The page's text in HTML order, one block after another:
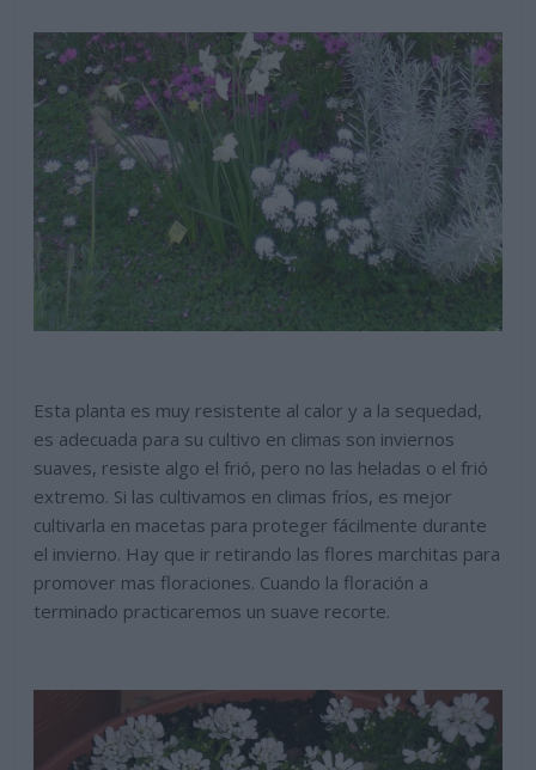
Esta planta es muy resistente al calor y a la sequedad,
es adecuada para su cultivo en climas son inviernos
suaves, resiste algo el frió, pero no las heladas o el frió
extremo. Si las cultivamos en climas fríos, es mejor
cultivarla en macetas para proteger fácilmente durante
el invierno. Hay que ir retirando las flores marchitas para
promover mas floraciones. Cuando la floración a
terminado practicaremos un suave recorte.